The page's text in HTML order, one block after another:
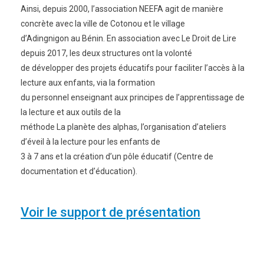
Ainsi, depuis 2000, l’association NEEFA agit de manière
concrète avec la ville de Cotonou et le village
d’Adingnigon au Bénin. En association avec Le Droit de Lire
depuis 2017, les deux structures ont la volonté
de développer des projets éducatifs pour faciliter l’accès à la
lecture aux enfants, via la formation
du personnel enseignant aux principes de l’apprentissage de
la lecture et aux outils de la
méthode La planète des alphas, l’organisation d’ateliers
d’éveil à la lecture pour les enfants de
3 à 7 ans et la création d’un pôle éducatif (Centre de
documentation et d’éducation).
Voir le support de présentation